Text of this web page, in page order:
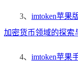
3、 imtoken苹果
加密货币领域的探索
4、 imtoken苹果